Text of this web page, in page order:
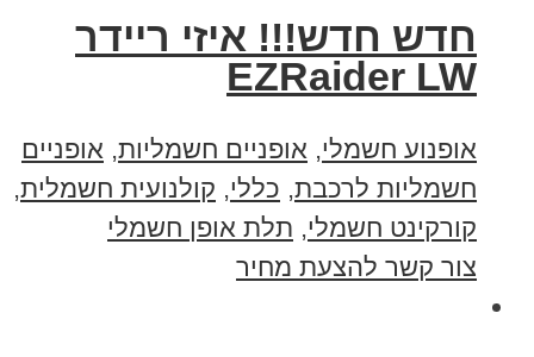
חדש חדש!!! איזי ריידר
EZRaider LW
אופנוע חשמלי, אופניים חשמליות, אופניים
חשמליות לרכבת, כללי, קולנועית חשמלית,
קורקינט חשמלי, תלת אופן חשמלי
צור קשר להצעת מחיר